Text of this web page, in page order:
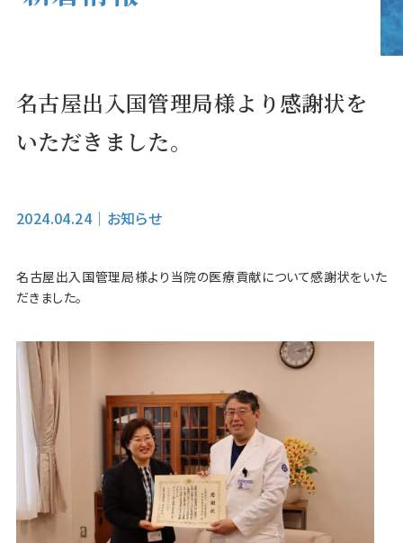
名古屋出入国管理局様より感謝状を
いただきました。
2024.04.24｜ お知らせ
名古屋出入国管理局様より当院の医療貢献について感謝状をいた
だきました。